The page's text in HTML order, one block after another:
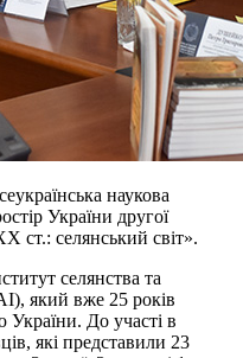
наукова
України другої
ст.: селянський світ».
селянства та
який вже 25 років
України. До участі в
які представили 23